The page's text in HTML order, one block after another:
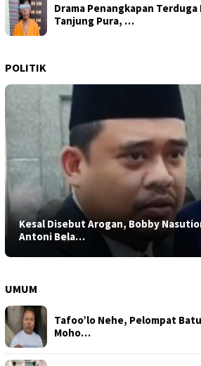
Drama Penangkapan
Tanjung Pura, …
POLITIK
Kesal Disebut Arogan, Bobby
Antoni Bela…
UMUM
Tafoo’lo Nehe, Pelompat
Moho…